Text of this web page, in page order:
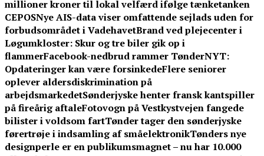
millioner kroner til lokal velfærd ifølge tænketanken
CEPOSNye AIS-data viser omfattende sejlads uden for
forbudsområdet i VadehavetBrand ved plejecenter i
Løgumkloster: Skur og tre biler gik op i
flammerFacebook-nedbrud rammer TønderNYT:
Opdateringer kan være forsinkedeFlere seniorer
oplever aldersdiskrimination på
arbejdsmarkedetSønderjyske henter fransk kantspiller
på fireårig aftaleFotovogn på Vestkystvejen fangede
bilister i voldsom fartTønder tager den sønderjyske
førertrøje i indsamling af småelektronikTønders nye
designperle er en publikumsmagnet – nu har 10.000